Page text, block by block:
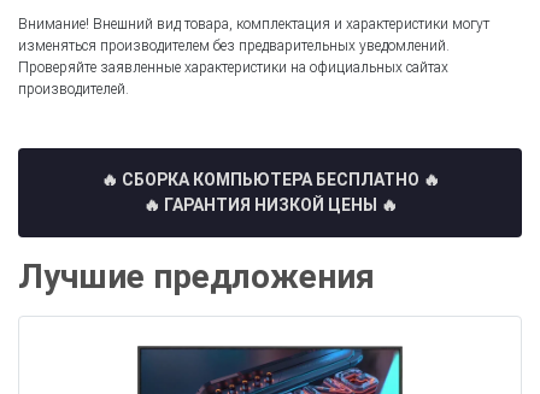
Внимание! Внешний вид товара, комплектация и характеристики могут
изменяться производителем без предварительных уведомлений.
Проверяйте заявленные характеристики на официальных сайтах
производителей.
🔥 СБОРКА КОМПЬЮТЕРА БЕСПЛАТНО 🔥
🔥 ГАРАНТИЯ НИЗКОЙ ЦЕНЫ 🔥
Лучшие предложения